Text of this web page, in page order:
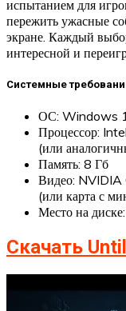
испытанием для
пережить ужасные
экране. Каждый
интересной и
Системные
ОС: Windows
Процессор:
(или
Память: 8 Гб
Видео:
(или карта с
Место на
Скачать